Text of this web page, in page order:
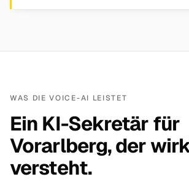
WAS DIE VOICE-AI LEISTET
Ein KI-Sekretär für
Vorarlberg, der
versteht.